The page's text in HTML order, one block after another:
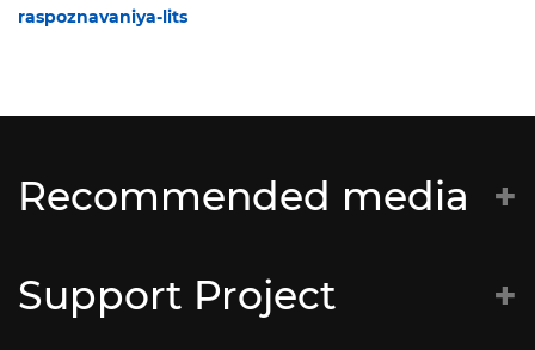
raspoznavaniya-lits
Recommended media
Супраціў
Support Project